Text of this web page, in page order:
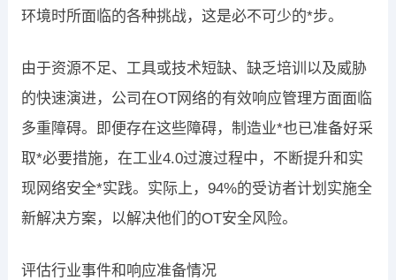
环境时所面临的各种挑战，这是必不可少的*步。
由于资源不足、工具或技术短缺、缺乏培训以及威胁
的快速演进，公司在OT网络的有效响应管理方面面临
多重障碍。即便存在这些障碍，制造业*也已准备好采
取*必要措施，在工业4.0过渡过程中，不断提升和实
现网络安全*实践。实际上，94%的受访者计划实施全
新解决方案，以解决他们的OT安全风险。
评估行业事件和响应准备情况